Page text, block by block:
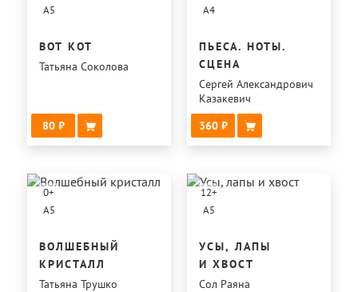
A5
ВОТ КОТ
Татьяна Соколова
80
A4
ПЬЕСА. НОТЫ.
СЦЕНА
Сергей Александрович
Казакевич
360
0+
A5
ВОЛШЕБНЫЙ
КРИСТАЛЛ
Татьяна Трушко
12+
A5
УСЫ, ЛАПЫ
И ХВОСТ
Сол Раяна